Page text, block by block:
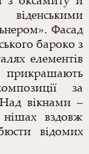
Фасад
бароко з
елементів
за
вікнами –
вздовж
відомих